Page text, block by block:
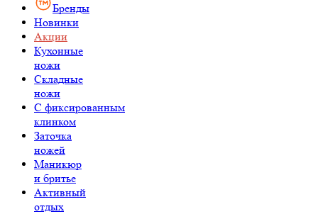
Бренды
Новинки
Акции
Кухонные
ножи
Складные
ножи
C фиксированным
клинком
Заточка
ножей
Маникюр
и бритье
Активный
отдых